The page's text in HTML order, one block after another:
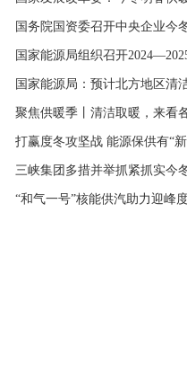
国务院国资委召开中央企业今
国家能源局组织召开
国家能源局：预计北方地区清
聚焦供暖季丨清洁取暖，来看
打赢度冬攻坚战 能源保供有“
三峡集团多措并举抓紧抓实今
“和气一号”核能供汽助力迎峰